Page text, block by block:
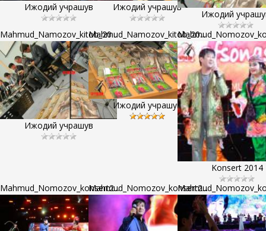
Ижодий учрашув Ижодий учрашув
Ижодий
Mahmud_Namozov_kitob_20...
Ижодий учрашув
Mahmud_Namozov_kitob_20...
Ижодий учрашув
Konsert 2014
Mahmud_Nomozov_konsert2...Mahmud_Nomozov_konsert2...